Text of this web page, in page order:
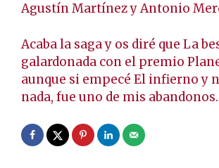
Agustín Martínez y Antonio
Acaba la saga y os diré que La
galardonada con el premio
aunque si empecé El infierno y
nada, fue uno de mis abandonos.